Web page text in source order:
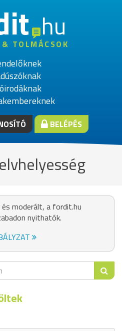
hu
TOLMÁCSOK
BELÉPÉS
moderált, a fordit.hu
nyithatók.